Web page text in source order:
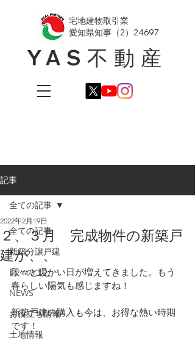
YAS不動産
​宅地建物取引業
愛知県知事（2）24697
記事
全ての記事
新築分譲戸建
日々のこと
NEWS
お役立ち情報
土地情報
全ての記事
２、３月 完成物件の新築戸
建が、、
2022年2月19日
段々と暖かい日が増えてきました。もう
春らしい陽気も感じますね！
新築戸建の購入も今は、お得な熱い時期
です！